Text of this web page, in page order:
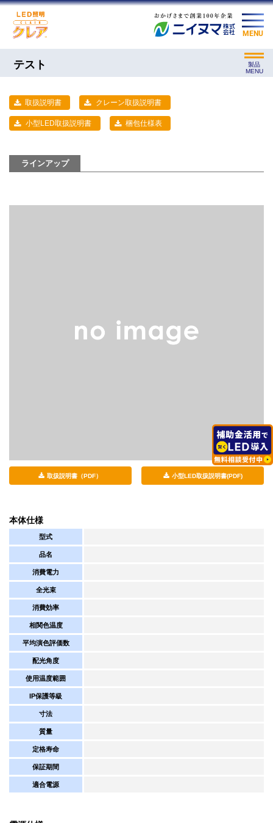
MENU
テスト
製品
MENU
取扱説明書 クレーン取扱説明書
小型LED取扱説明書 梱包仕様表
ラインアップ
取扱説明書（PDF） 小型LED取扱説明書(PDF)
本体仕様
型式
品名
消費電力
全光束
消費効率
相関色温度
平均演色評価数
配光角度
使用温度範囲
IP保護等級
寸法
質量
定格寿命
保証期間
適合電源